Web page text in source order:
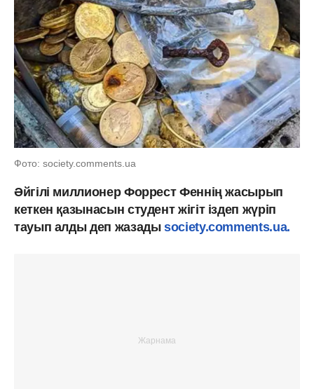
Фото: society.comments.ua
Әйгілі миллионер Форрест Феннің жасырып
кеткен қазынасын студент жігіт іздеп жүріп
тауып алды деп жазадыsociety.comments.ua.